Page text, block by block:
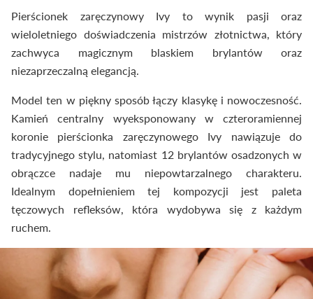
Pierścionek zaręczynowy Ivy to wynik pasji oraz
wieloletniego doświadczenia mistrzów złotnictwa, który
zachwyca magicznym blaskiem brylantów oraz
niezaprzeczalną elegancją.
Model ten w piękny sposób łączy klasykę i nowoczesność.
Kamień centralny wyeksponowany w czteroramiennej
koronie pierścionka zaręczynowego Ivy nawiązuje do
tradycyjnego stylu, natomiast 12 brylantów osadzonych w
obrączce nadaje mu niepowtarzalnego charakteru.
Idealnym dopełnieniem tej kompozycji jest paleta
tęczowych refleksów, która wydobywa się z każdym
ruchem.